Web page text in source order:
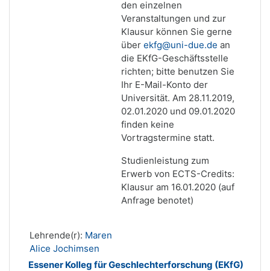
den einzelnen
Veranstaltungen und zur
Klausur können Sie gerne
über ekfg@uni-due.de an
die EKfG-Geschäftsstelle
richten; bitte benutzen Sie
Ihr E-Mail-Konto der
Universität. Am 28.11.2019,
02.01.2020 und 09.01.2020
finden keine
Vortragstermine statt.
Studienleistung zum
Erwerb von ECTS-Credits:
Klausur am 16.01.2020 (auf
Anfrage benotet)
Lehrende(r): Maren
Alice Jochimsen
Essener Kolleg für Geschlechterforschung (EKfG)